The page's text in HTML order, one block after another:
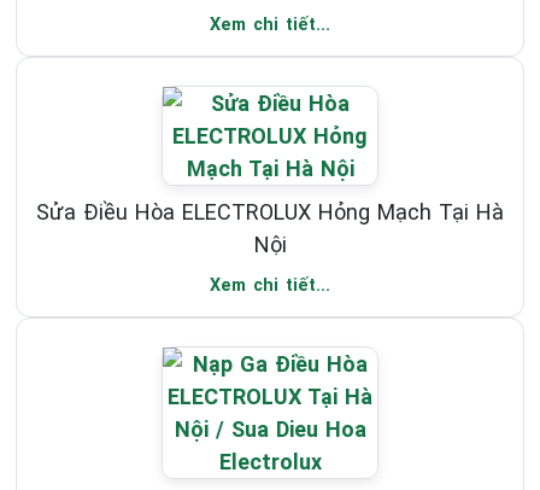
Xem chi tiết...
Sửa Điều Hòa ELECTROLUX Hỏng Mạch Tại Hà
Nội
Xem chi tiết...